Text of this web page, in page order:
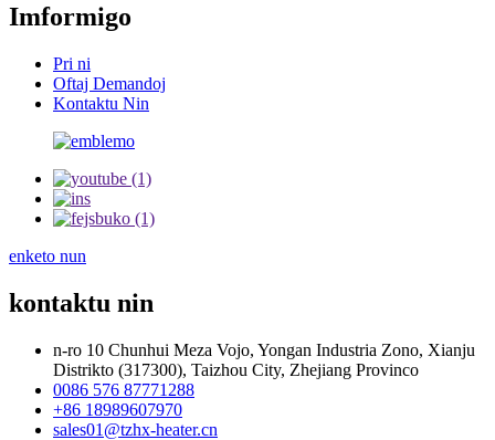
Imformigo
Pri ni
Oftaj Demandoj
Kontaktu Nin
enketo nun
kontaktu nin
n-ro 10 Chunhui Meza Vojo, Yongan Industria Zono, Xianju
Distrikto (317300), Taizhou City, Zhejiang Provinco
0086 576 87771288
+86 18989607970
sales01@tzhx-heater.cn